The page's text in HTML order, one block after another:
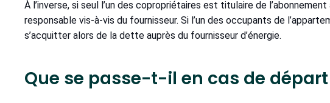
À l’inverse, si seul l’un des copropriétaires est titulaire de
responsable vis-à-vis du fournisseur. Si l’un des occupants de
s’acquitter alors de la dette auprès du fournisseur d’énergie.
Que se passe-t-il en cas de